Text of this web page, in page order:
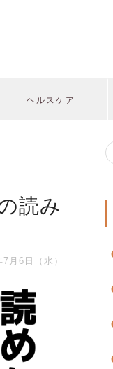
ヘルスケア
読み
月6日（水）